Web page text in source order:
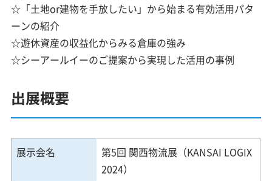
☆「土地or建物を手放したい」から始まる有効活用パタ
ーンの紹介
☆遊休資産の収益化からみる倉庫の強み
☆シーアールイーのご提案から実現した活用の事例
出展概要
展示会名
第5回 関西物流展（KANSAI LOGIX
2024）